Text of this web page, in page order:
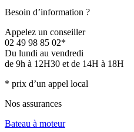
Besoin d’information ?
Appelez un conseiller
02 49 98 85 02*
Du lundi au vendredi
de 9h à 12H30 et de 14H à 18H
* prix d’un appel local
Nos assurances
Bateau à moteur